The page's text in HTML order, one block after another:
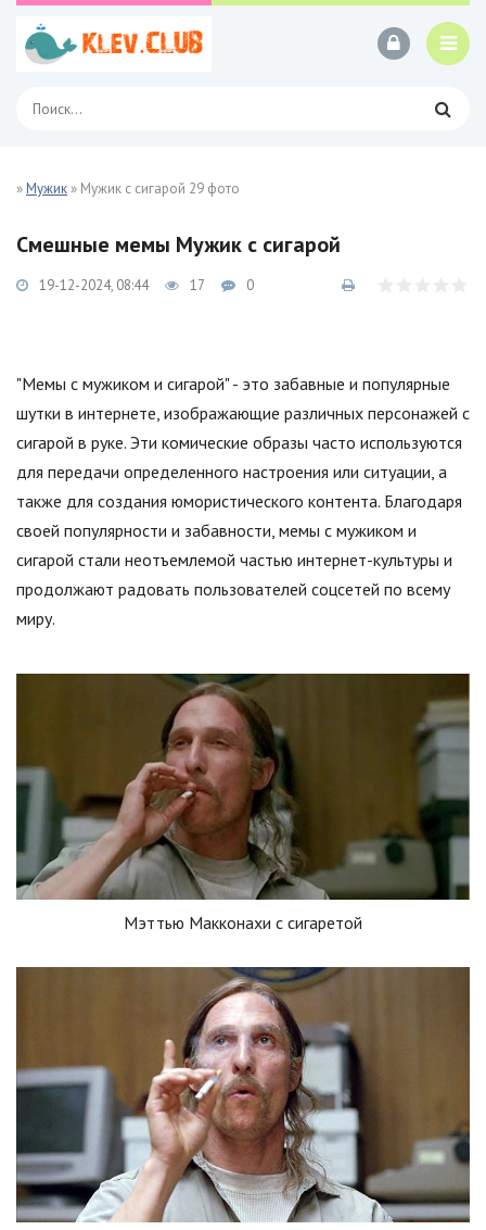
»Мужик » Мужик с сигарой 29 фото
Смешные мемы Мужик с сигарой
19-12-2024, 08:44 17 0
"Мемы с мужиком и сигарой" - это забавные и популярные
шутки в интернете, изображающие различных персонажей с
сигарой в руке. Эти комические образы часто используются
для передачи определенного настроения или ситуации, а
также для создания юмористического контента. Благодаря
своей популярности и забавности, мемы с мужиком и
сигарой стали неотъемлемой частью интернет-культуры и
продолжают радовать пользователей соцсетей по всему
миру.
Мэттью Макконахи с сигаретой